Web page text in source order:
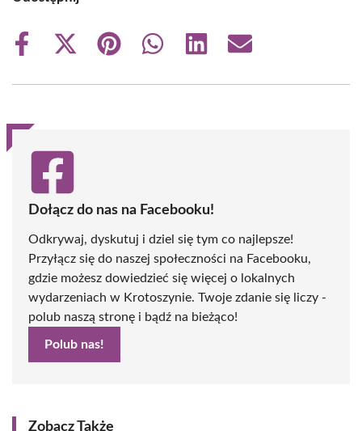
Share
Share
(Twitter)
Share
Share
Share
Share
Dołącz do nas na Facebooku!
Odkrywaj, dyskutuj i dziel się tym co najlepsze!
Przyłącz się do naszej społeczności na Facebooku,
gdzie możesz dowiedzieć się więcej o lokalnych
wydarzeniach w Krotoszynie. Twoje zdanie się liczy -
polub naszą stronę i bądź na bieżąco!
Polub nas!
Zobacz Także